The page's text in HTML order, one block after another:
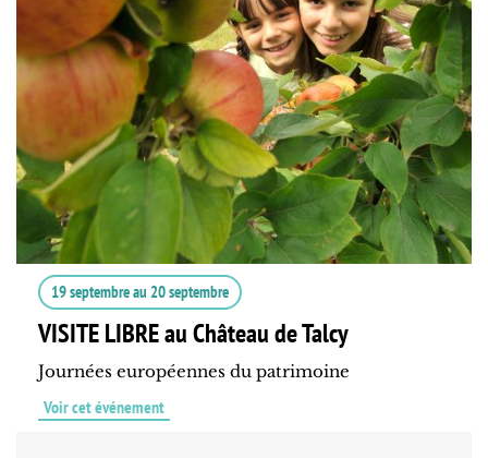
19 septembreau 20 septembre
VISITE LIBRE au Château de Talcy
Journées européennes du patrimoine
Voir cet événement